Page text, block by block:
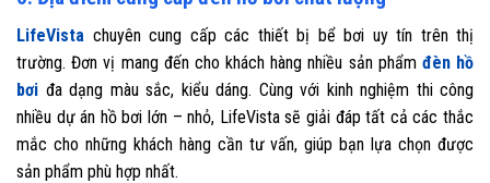
LifeVista chuyên cung cấp các thiết bị bể bơi uy tín trên thị
trường. Đơn vị mang đến cho khách hàng nhiều sản phẩm đèn hồ
bơi đa dạng màu sắc, kiểu dáng. Cùng với kinh nghiệm thi công
nhiều dự án hồ bơi lớn – nhỏ, LifeVista sẽ giải đáp tất cả các thắc
mắc cho những khách hàng cần tư vấn, giúp bạn lựa chọn được
sản phẩm phù hợp nhất.